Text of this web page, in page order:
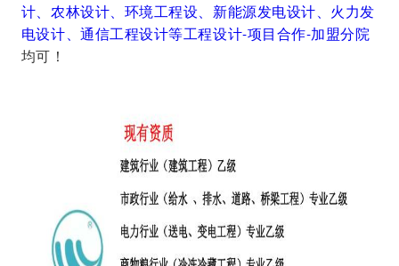
计、农林设计、环境工程设、新能源发电设计、火力发
电设计、通信工程设计等工程设计-项目合作-加盟分院
均可！